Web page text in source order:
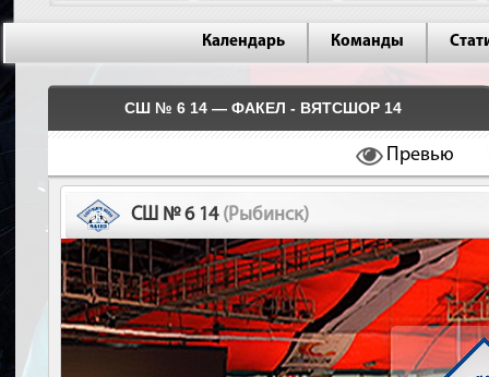
Календарь Команды
СШ № 6 14 — ФАКЕЛ - ВЯТСШОР 14
Превью
СШ № 6 14 (Рыбинск)